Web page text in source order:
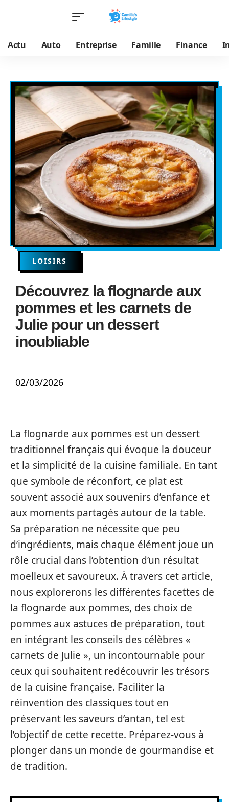
Actu Auto Entreprise Famille Finance
LOISIRS
Découvrez la flognarde aux
pommes et les carnets de
Julie pour un dessert
inoubliable
02/03/2026
La flognarde aux pommes est un dessert
traditionnel français qui évoque la douceur
et la simplicité de la cuisine familiale. En tant
que symbole de réconfort, ce plat est
souvent associé aux souvenirs d’enfance et
aux moments partagés autour de la table.
Sa préparation ne nécessite que peu
d’ingrédients, mais chaque élément joue un
rôle crucial dans l’obtention d’un résultat
moelleux et savoureux. À travers cet article,
nous explorerons les différentes facettes de
la flognarde aux pommes, des choix de
pommes aux astuces de préparation, tout
en intégrant les conseils des célèbres «
carnets de Julie », un incontournable pour
ceux qui souhaitent redécouvrir les trésors
de la cuisine française. Faciliter la
réinvention des classiques tout en
préservant les saveurs d’antan, tel est
l’objectif de cette recette. Préparez-vous à
plonger dans un monde de gourmandise et
de tradition.